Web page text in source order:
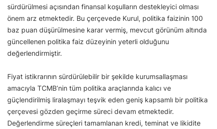
sürdürülmesi açısından finansal koşulların destekleyici olması
önem arz etmektedir. Bu çerçevede Kurul, politika faizinin 100
baz puan düşürülmesine karar vermiş, mevcut görünüm altında
güncellenen politika faiz düzeyinin yeterli olduğunu
değerlendirmiştir.
Fiyat istikrarının sürdürülebilir bir şekilde kurumsallaşması
amacıyla TCMB’nin tüm politika araçlarında kalıcı ve
güçlendirilmiş liralaşmayı teşvik eden geniş kapsamlı bir politika
çerçevesi gözden geçirme süreci devam etmektedir.
Değerlendirme süreçleri tamamlanan kredi, teminat ve likidite